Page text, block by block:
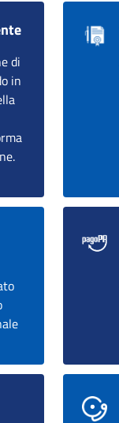
di
in